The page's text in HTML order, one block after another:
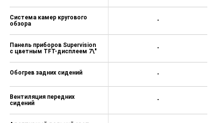
Система камер кругового
обзора
Панель приборов Supervision
с цветным TFT-дисплеем 7\"
Обогрев задних сидений
Вентиляция передних
сидений
-
-
-
-